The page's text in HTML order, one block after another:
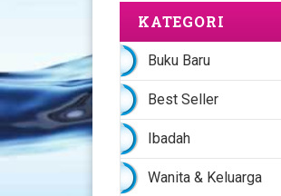
KATEGORI
Buku Baru
Best Seller
Ibadah
Wanita & Keluarga